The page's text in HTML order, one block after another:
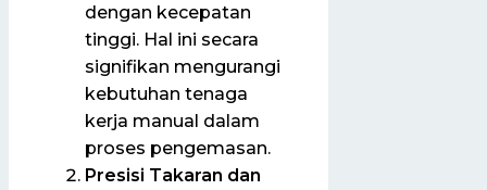
dengan kecepatan
tinggi. Hal ini secara
signifikan mengurangi
kebutuhan tenaga
kerja manual dalam
proses pengemasan.
Presisi Takaran dan